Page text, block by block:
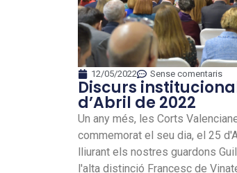
12/05/2022 Sense comentaris
Discurs
d’Abril de 2022
Un any més, les Corts
commemorat el seu dia, el 25
lliurant els nostres guardons
l'alta distinció Francesc de